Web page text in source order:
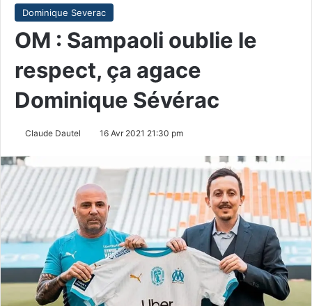
Dominique Severac
OM : Sampaoli oublie le
respect, ça agace
Dominique Sévérac
Claude Dautel 16 Avr 2021 21:30 pm